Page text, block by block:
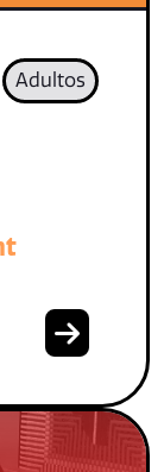
Adultos